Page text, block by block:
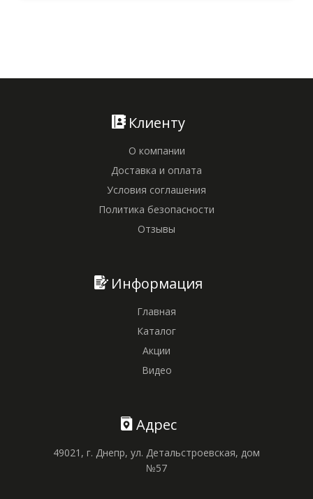
Клиенту
О компании
Доставка и оплата
Условия соглашения
Политика безопасности
Отзывы
Информация
Главная
Каталог
Акции
Видео
Адрес
49021, г. Днепр, ул. Детальстроевская, дом
№57